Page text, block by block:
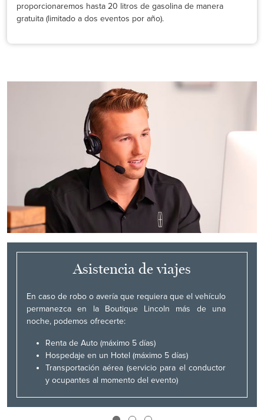
proporcionaremos hasta 20 litros de gasolina de manera
gratuita (limitado a dos eventos por año).
Asistencia de viajes
En caso de robo o avería que requiera que el vehículo
permanezca en la Boutique Lincoln más de una
noche, podemos ofrecerte:
Renta de Auto (máximo 5 días)
Hospedaje en un Hotel (máximo 5 días)
Transportación aérea (servicio para el conductor
y ocupantes al momento del evento)
recoger la unidad corre por cuenta del conductor y/o